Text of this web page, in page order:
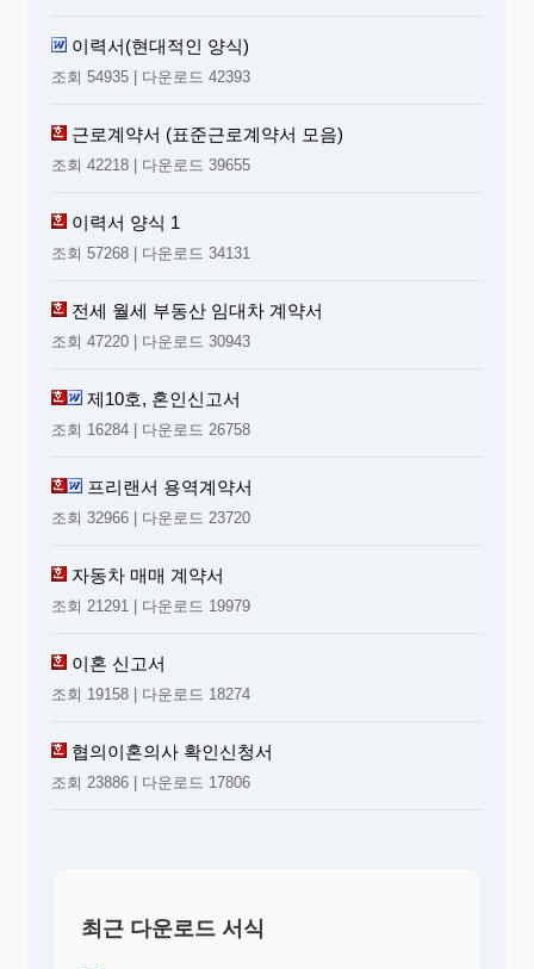
이력서(현대적인 양식)
조회 54935 | 다운로드 42393
근로계약서 (표준근로계약서 모음)
조회 42218 | 다운로드 39655
이력서 양식 1
조회 57268 | 다운로드 34131
전세 월세 부동산 임대차 계약서
조회 47220 | 다운로드 30943
제10호, 혼인신고서
조회 16284 | 다운로드 26758
프리랜서 용역계약서
조회 32966 | 다운로드 23720
자동차 매매 계약서
조회 21291 | 다운로드 19979
이혼 신고서
조회 19158 | 다운로드 18274
협의이혼의사 확인신청서
조회 23886 | 다운로드 17806
최근 다운로드 서식